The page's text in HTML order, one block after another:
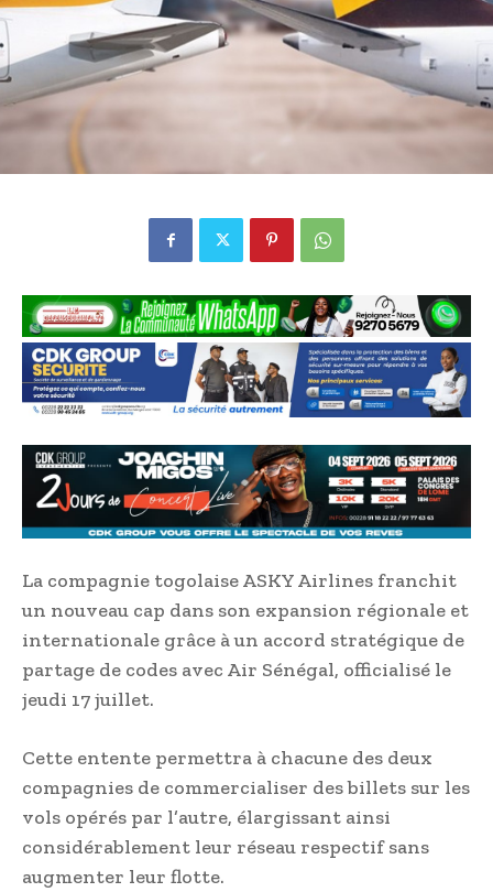
La compagnie togolaise ASKY Airlines franchit
un nouveau cap dans son expansion régionale et
internationale grâce à un accord stratégique de
partage de codes avec Air Sénégal, officialisé le
jeudi 17 juillet.
Cette entente permettra à chacune des deux
compagnies de commercialiser des billets sur les
vols opérés par l’autre, élargissant ainsi
considérablement leur réseau respectif sans
augmenter leur flotte.